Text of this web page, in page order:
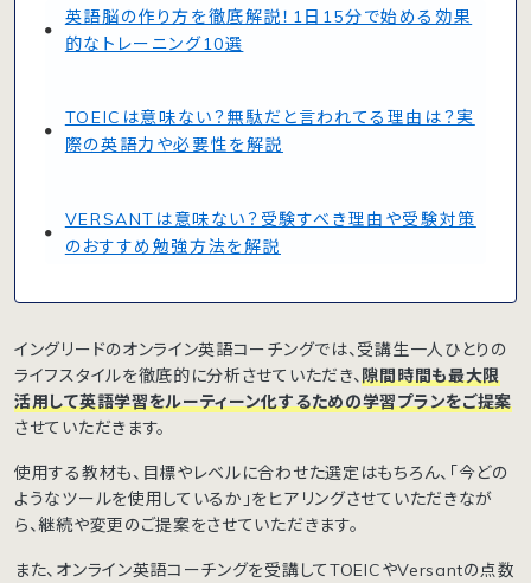
英語脳の作り方を徹底解説！1日15分で始める効果
的なトレーニング10選
TOEICは意味ない？無駄だと言われてる理由は？実
際の英語力や必要性を解説
VERSANTは意味ない？受験すべき理由や受験対策
のおすすめ勉強方法を解説
イングリードのオンライン英語コーチングでは、受講生一人ひとりの
ライフスタイルを徹底的に分析させていただき、隙間時間も最大限
活用して英語学習をルーティーン化するための学習プランをご提案
させていただきます。
使用する教材も、目標やレベルに合わせた選定はもちろん、「今どの
ようなツールを使用しているか」をヒアリングさせていただきなが
ら、継続や変更のご提案をさせていただきます。
また、オンライン英語コーチングを受講してTOEICやVersantの点数